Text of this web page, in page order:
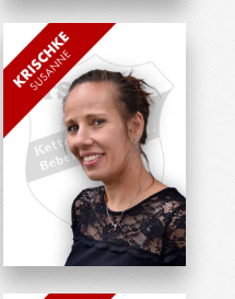
Übungsleiterin
Susanne Krischke
Übungsleiterin